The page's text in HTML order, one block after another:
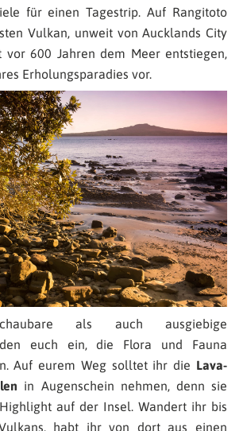
für einen Tagestrip. Auf Rangitoto
Vulkan, unweit von Aucklands City
vor 600 Jahren dem Meer entstiegen,
Erholungsparadies vor.
als auch ausgiebige
euch ein, die Flora und Fauna
Auf eurem Weg solltet ihr die Lava-
in Augenschein nehmen, denn sie
auf der Insel. Wandert ihr bis
habt ihr von dort aus einen